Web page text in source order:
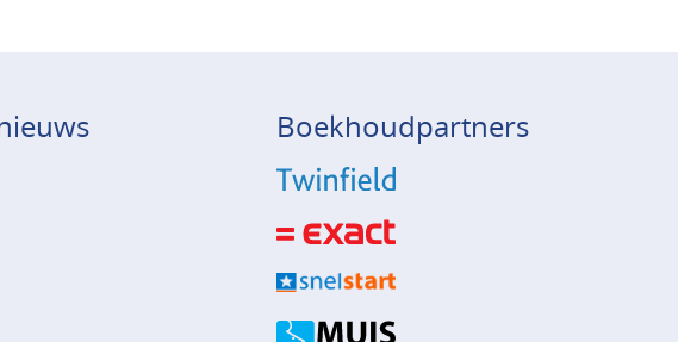
Boekhoudpartners